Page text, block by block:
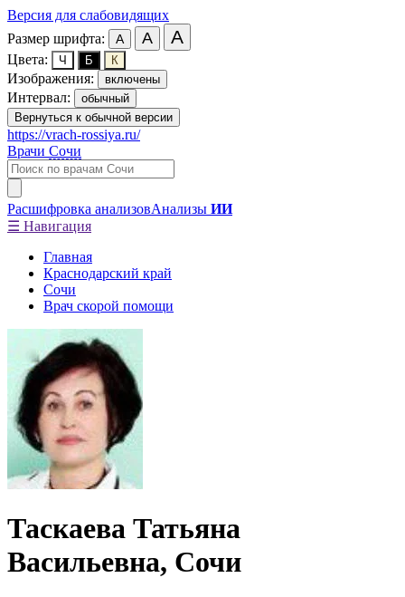
Версия для слабовидящих
Размер шрифта:
А А А
Цвета: Ч Б К
Изображения: включены
Интервал:
обычный
Вернуться к обычной версии
https://vrach-rossiya.ru/
Врачи Сочи
Расшифровка анализовАнализы ИИ
☰ Навигация
Главная
Краснодарский край
Сочи
Врач скорой помощи
Таскаева Татьяна
Васильевна, Сочи